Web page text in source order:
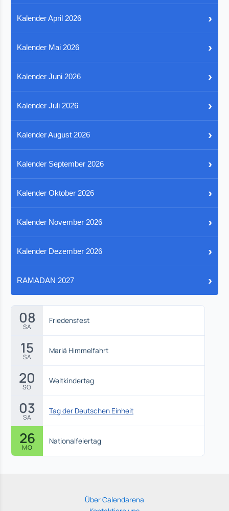
Kalender April 2026 ›
Kalender Mai 2026 ›
Kalender Juni 2026 ›
Kalender Juli 2026 ›
Kalender August 2026 ›
Kalender September 2026 ›
Kalender Oktober 2026 ›
Kalender November 2026 ›
Kalender Dezember 2026 ›
RAMADAN 2027 ›
08
SA
Friedensfest
15
SA
Mariä Himmelfahrt
20
SO
Weltkindertag
03
SA
Tag der Deutschen Einheit
26
MO
Nationalfeiertag
Über Calendarena